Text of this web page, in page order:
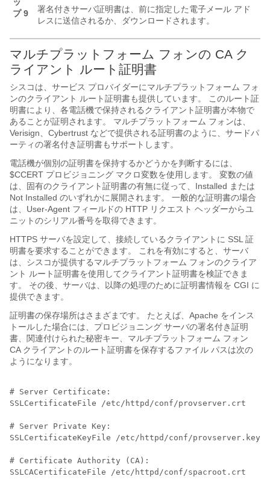
プ 9
署名付きサーバ証明書は、前に指定した電子メール アド
レスに送信されるか、ダウンロードされます。
マルチプラットフォーム フォンの CA ク
ライアント ルート証明書
シスコは、サービス プロバイダーにマルチプラットフォーム フォ
ンのクライアント ルート証明書も提供しています。 このルート証
明書により、各電話機で保持されるクライアント証明書が本物で
あることが証明されます。 マルチプラットフォーム フォンは、
Verisign、Cybertrust などで提供される証明書のように、サードパ
ーティの署名付き証明書もサポートします。
電話機が個別の証明書を保持するかどうかを判断するには、
$CCERT プロビジョニング マクロ変数を使用します。 変数の値
は、固有のクライアント証明書の有無に従って、Installed または
Not Installed のいずれかに展開されます。 一般的な証明書の場合
は、User-Agent フィールドの HTTP リクエスト ヘッダーからユ
ニットのシリアル番号を取得できます。
HTTPS サーバを設定して、接続しているクライアントに SSL 証
明書を要求することができます。 これを有効にすると、サーバ
は、シスコが提供するマルチプラットフォーム フォンのクライア
ント ルート証明書を使用してクライアント証明書を検証できま
す。 その後、サーバは、以降の処理のために証明書情報を CGI に
提供できます。
証明書の保存場所はさまざまです。 たとえば、Apache をインス
トールした場合には、プロビジョニング サーバの署名付き証明
書、関連付けられた秘密キー、マルチプラットフォーム フォン
CA クライアントのルート証明書を保存するファイル パスは次の
ようになります。
# Server Certificate:
SSLCertificateFile /etc/httpd/conf/provserver.crt
# Server Private Key:
SSLCertificateKeyFile /etc/httpd/conf/provserver.key
# Certificate Authority (CA):
SSLCACertificateFile /etc/httpd/conf/spacroot.crt